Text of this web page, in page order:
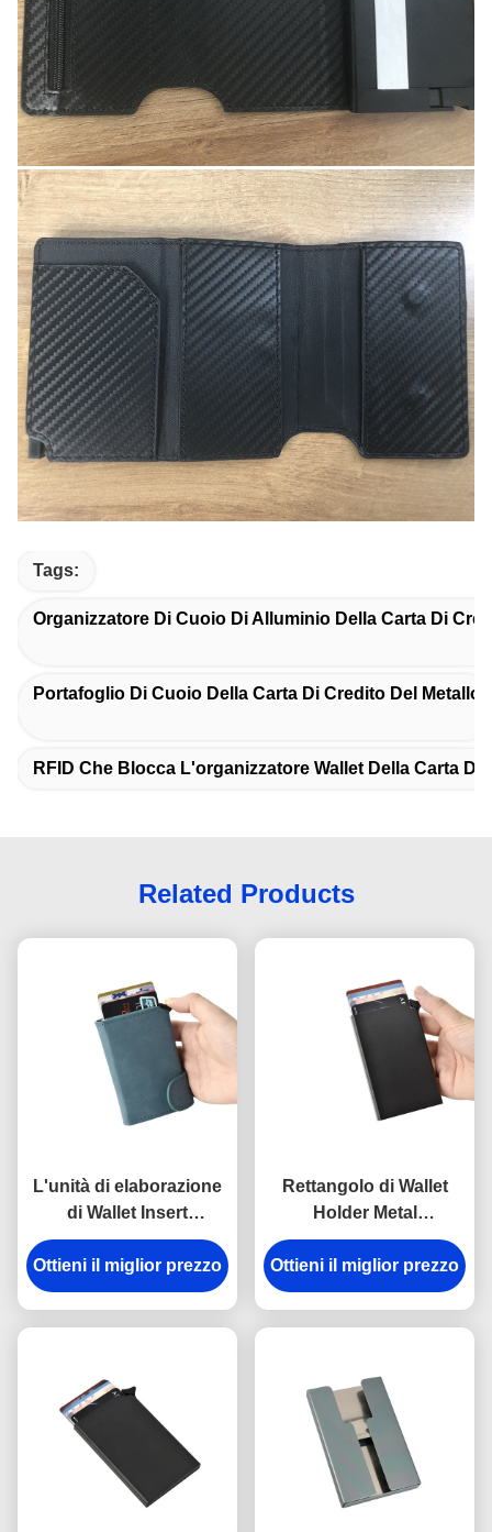
Tags:
Organizzatore Di Cuoio Di Alluminio Della Carta Di
Portafoglio Di Cuoio Della Carta Di Credito Del Metallo
RFID Che Blocca L'organizzatore Wallet Della Carta Di
Related Products
L'unità di elaborazione
di Wallet Insert
dell'organizzatore della
carta di credito di RFID
riveste di pelle
Ottieni il miglior prezzo
Rettangolo di Wallet
Holder Metal
dell'organizzatore della
carta di credito degli
uomini dei fermasoldi
Ottieni il miglior prezzo